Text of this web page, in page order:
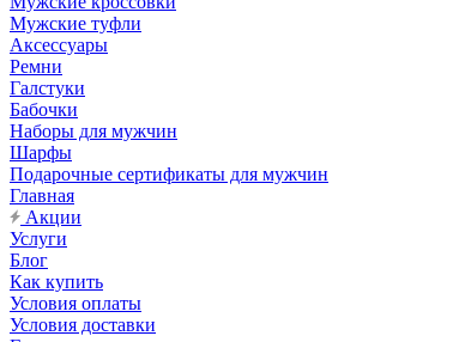
Мужские туфли
Аксессуары
Ремни
Галстуки
Бабочки
Наборы для мужчин
Шарфы
Подарочные сертификаты для мужчин
Главная
Акции
Услуги
Блог
Как купить
Условия оплаты
Условия доставки